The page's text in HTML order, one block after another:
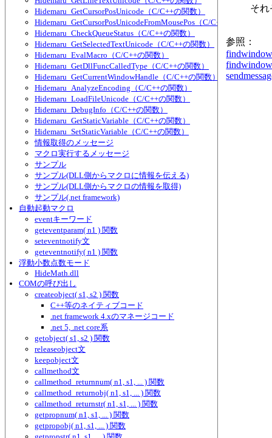
Hidemaru_GetCursorPosUnicode（C/C++の関数）
Hidemaru_GetCursorPosUnicodeFromMousePos（C/C++の関数）
Hidemaru_CheckQueueStatus（C/C++の関数）
Hidemaru_GetSelectedTextUnicode（C/C++の関数）
Hidemaru_EvalMacro（C/C++の関数）
Hidemaru_GetDllFuncCalledType（C/C++の関数）
Hidemaru_GetCurrentWindowHandle（C/C++の関数）
Hidemaru_AnalyzeEncoding（C/C++の関数）
Hidemaru_LoadFileUnicode（C/C++の関数）
Hidemaru_DebugInfo（C/C++の関数）
Hidemaru_GetStaticVariable（C/C++の関数）
Hidemaru_SetStaticVariable（C/C++の関数）
情報取得のメッセージ
マクロ実行するメッセージ
サンプル
サンプル(DLL側からマクロに情報を伝える)
サンプル(DLL側からマクロの情報を取得)
サンプル(.net framework)
自動起動マクロ
eventキーワード
geteventparam( n1 ) 関数
seteventnotify文
geteventnotify( n1 ) 関数
浮動小数点数モード
HideMath.dll
COMの呼び出し
createobject( s1, s2 ) 関数
C++等のネイティブコード
.net framework 4.xのマネージコード
.net 5, .net core系
getobject( s1, s2 ) 関数
releaseobject文
keepobject文
callmethod文
callmethod_returnnum( n1, s1, ... ) 関数
callmethod_returnobj( n1, s1, ... ) 関数
callmethod_returnstr( n1, s1, ... ) 関数
getpropnum( n1, s1, ... ) 関数
getpropobj( n1, s1, ... ) 関数
それ
参照：